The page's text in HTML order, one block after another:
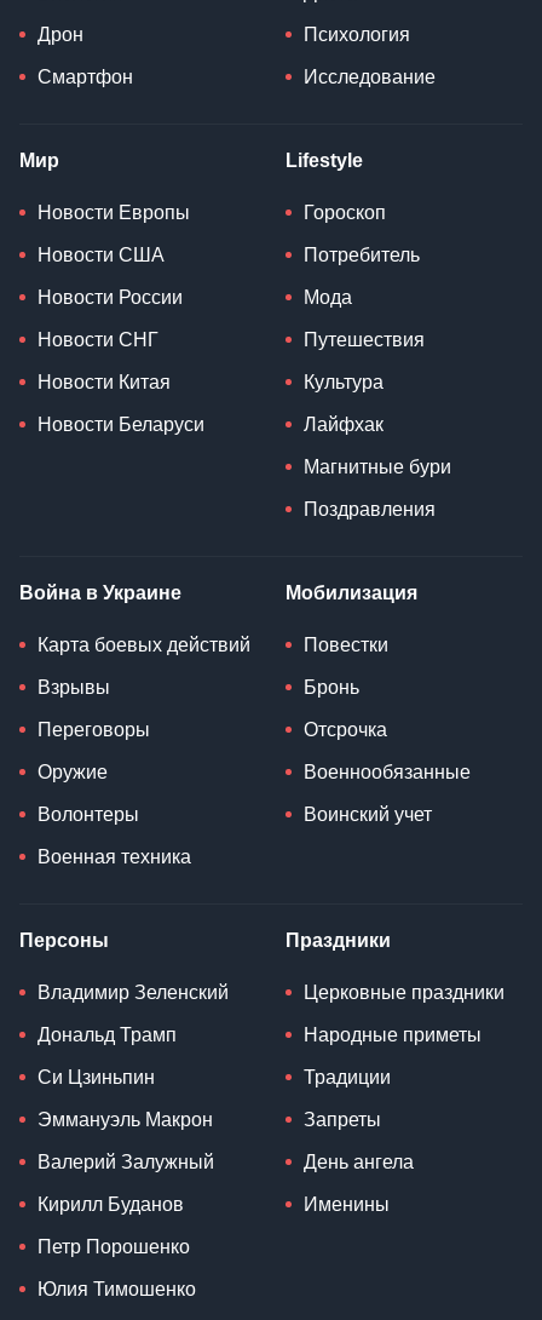
Дрон
Смартфон
Психология
Исследование
Мир
Новости Европы
Новости США
Новости России
Новости СНГ
Новости Китая
Новости Беларуси
Lifestyle
Гороскоп
Потребитель
Мода
Путешествия
Культура
Лайфхак
Магнитные бури
Поздравления
Война в Украине
Карта боевых действий
Взрывы
Переговоры
Оружие
Волонтеры
Военная техника
Мобилизация
Повестки
Бронь
Отсрочка
Военнообязанные
Воинский учет
Персоны
Владимир Зеленский
Дональд Трамп
Си Цзиньпин
Эммануэль Макрон
Валерий Залужный
Кирилл Буданов
Петр Порошенко
Юлия Тимошенко
Праздники
Церковные праздники
Народные приметы
Традиции
Запреты
День ангела
Именины